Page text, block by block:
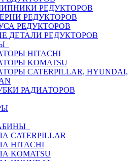
РЕДУКТОРОВ
РЕДУКТОРОВ
РЕДУКТОРОВ
ДЕТАЛИ РЕДУКТОРОВ
HITACHI
KOMATSU
CATERPILLAR, HYUNDAI,
РАДИАТОРОВ
CATERPILLAR
HITACHI
KOMATSU